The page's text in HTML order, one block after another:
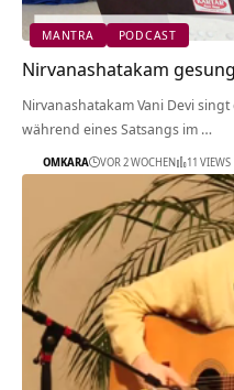
MANTRA PODCAST
Nirvanashatakam
Nirvanashatakam Vani Devi
während eines Satsangs im …
OMKARA VOR 2 WOCHEN 11 VIEWS